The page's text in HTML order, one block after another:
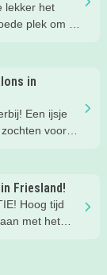
lekker het
plek om te
een rij!
in
Een ijsje
voor
bij zit.
Friesland!
Hoog tijd
met het